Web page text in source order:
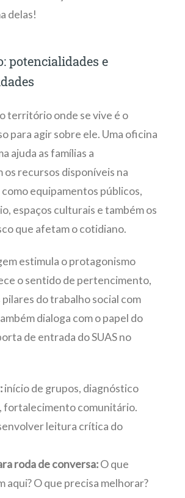
delas!
potencialidades e
território onde se vive é o
para agir sobre ele. Uma oficina
ajuda as famílias a
recursos disponíveis na
equipamentos públicos,
espaços culturais e também os
que afetam o cotidiano.
estimula o protagonismo
o sentido de pertencimento,
pilares do trabalho social com
dialoga com o papel do
de entrada do SUAS no
início de grupos, diagnóstico
fortalecimento comunitário.
leitura crítica do
roda de conversa:O que
aqui? O que precisa melhorar?